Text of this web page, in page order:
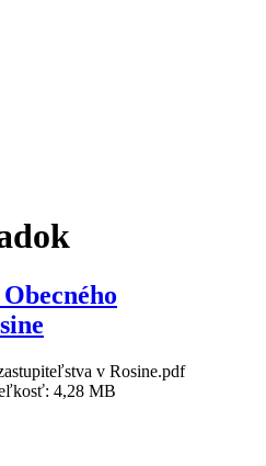
v Rosine.pdf
4,28 MB